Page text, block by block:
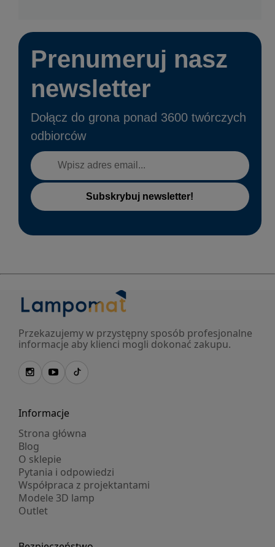
Prenumeruj nasz
newsletter
Dołącz do grona ponad 3600 twórczych
odbiorców
Subskrybuj newsletter!
Przekazujemy w przystępny sposób profesjonalne
informacje aby klienci mogli dokonać zakupu.
Informacje
Strona główna
Blog
O sklepie
Pytania i odpowiedzi
Współpraca z projektantami
Modele 3D lamp
Outlet